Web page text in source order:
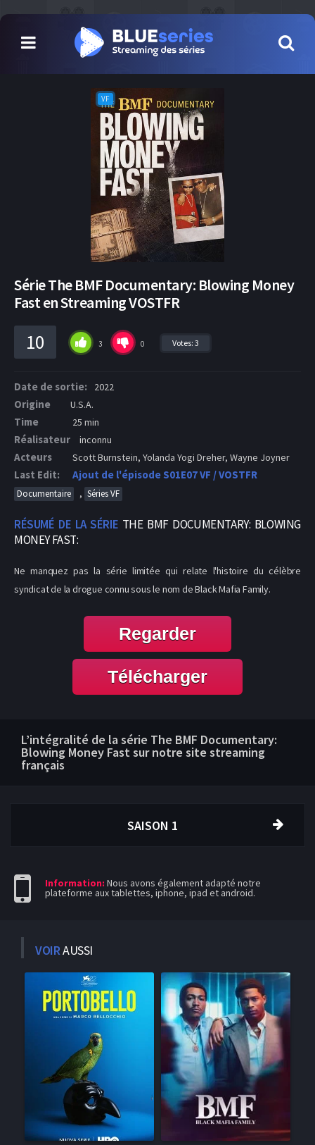
VF
Série The BMF Documentary: Blowing Money
Fast en Streaming VOSTFR
10 3 0 Votes: 3
Date de sortie: 2022
Origine U.S.A.
Time 25 min
Réalisateur inconnu
Acteurs Scott Burnstein, Yolanda Yogi Dreher, Wayne Joyner
Last Edit: Ajout de l'épisode S01E07 VF / VOSTFR
Documentaire , Séries VF
RÉSUMÉ DE LA SÉRIE THE BMF DOCUMENTARY: BLOWING
MONEY FAST:
Ne manquez pas la série limitée qui relate l'histoire du célèbre
syndicat de la drogue connu sous le nom de Black Mafia Family.
Regarder
Télécharger
L’intégralité de la série The BMF Documentary:
Blowing Money Fast sur notre site streaming
français
SAISON 1
Information: Nous avons également adapté notre
plateforme aux tablettes, iphone, ipad et android.
VOIRAUSSI